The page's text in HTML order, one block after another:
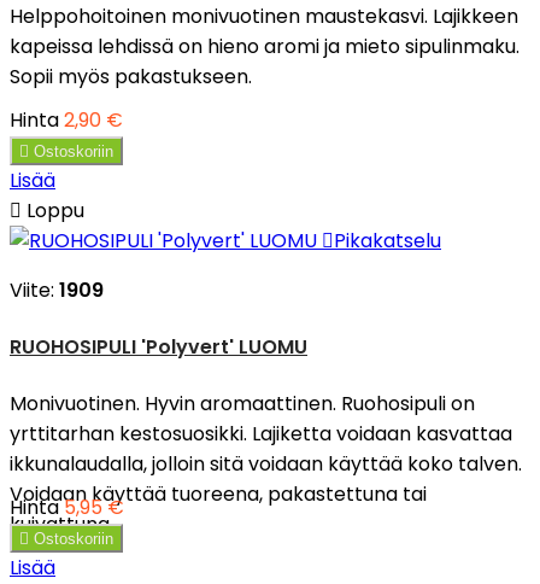
Helppohoitoinen monivuotinen maustekasvi. Lajikkeen
kapeissa lehdissä on hieno aromi ja mieto sipulinmaku.
Sopii myös pakastukseen.
Hinta2,90 €
 Ostoskoriin
Lisää
 Loppu
Pikakatselu
Viite: 1909
RUOHOSIPULI 'Polyvert' LUOMU
Monivuotinen. Hyvin aromaattinen. Ruohosipuli on
yrttitarhan kestosuosikki. Lajiketta voidaan kasvattaa
ikkunalaudalla, jolloin sitä voidaan käyttää koko talven.
Voidaan käyttää tuoreena, pakastettuna tai
kuivattuna.
Hinta5,95 €
 Ostoskoriin
Lisää